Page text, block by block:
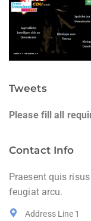
Tweets
Please fill all
Contact Info
Praesent quis
feugiat arcu.
Address Line 1